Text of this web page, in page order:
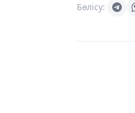
Бөлісу: